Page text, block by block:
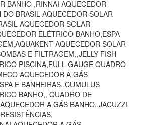
BANHO ,RINNAI AQUECEDOR
BRASIL AQUECEDOR SOLAR
AQUECEDOR SOLAR
ELÉTRICO BANHO,ESPA
AQUECEDOR SOLAR
E FILTRAGEM,,JELLY FISH
PISCINA,FULL GAUGE QUADRO
AQUECEDOR A GÁS
E BANHEIRAS,,CUMULUS
BANHO,, QUADRO DE
A GÁS BANHO,,JACUZZI